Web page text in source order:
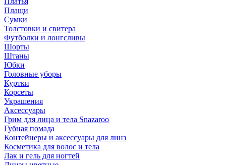
Плащи
Сумки
Толстовки и свитера
Футболки и лонгсливы
Шорты
Штаны
Юбки
Головные уборы
Куртки
Корсеты
Украшения
Аксессуары
Грим для лица и тела Snazaroo
Губная помада
Контейнеры и аксессуары для линз
Косметика для волос и тела
Лак и гель для ногтей